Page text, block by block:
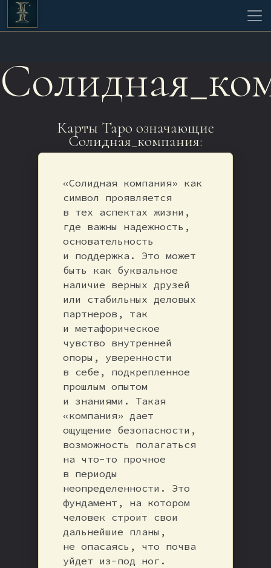
Карты Таро означающие
Солидная_компания:
«Солидная компания» как
символ проявляется
в тех аспектах жизни,
где важны надежность,
основательность
и поддержка. Это может
быть как буквальное
наличие верных друзей
или стабильных деловых
партнеров, так
и метафорическое
чувство внутренней
опоры, уверенности
в себе, подкрепленное
прошлым опытом
и знаниями. Такая
«компания» дает
ощущение безопасности,
возможность полагаться
на что-то прочное
в периоды
неопределенности. Это
фундамент, на котором
человек строит свои
дальнейшие планы,
не опасаясь, что почва
уйдет из-под ног.